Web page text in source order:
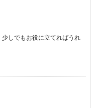
しでもお役に立てればうれ